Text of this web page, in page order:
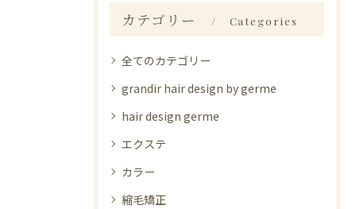
カテゴリー Categories
全てのカテゴリー
grandir hair design by germe
hair design germe
エクステ
カラー
縮毛矯正